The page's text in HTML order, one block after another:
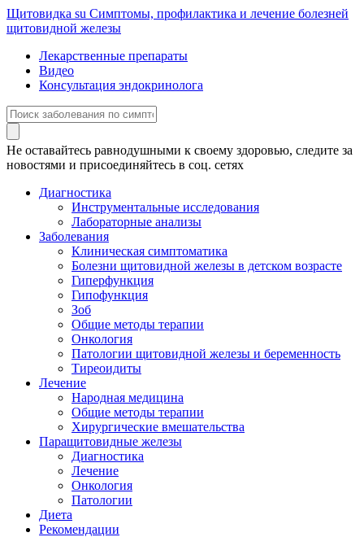
Щитовидка su Симптомы, профилактика и лечение болезней
щитовидной железы
Лекарственные препараты
Видео
Консультация эндокринолога
Не оставайтесь равнодушными к своему здоровью, следите за
новостями и присоединяйтесь в соц. сетях
Диагностика
Инструментальные исследования
Лабораторные анализы
Заболевания
Клиническая симптоматика
Болезни щитовидной железы в детском возрасте
Гиперфункция
Гипофункция
Зоб
Общие методы терапии
Онкология
Патологии щитовидной железы и беременность
Тиреоидиты
Лечение
Народная медицина
Общие методы терапии
Хирургические вмешательства
Паращитовидные железы
Диагностика
Лечение
Онкология
Патологии
Диета
Рекомендации